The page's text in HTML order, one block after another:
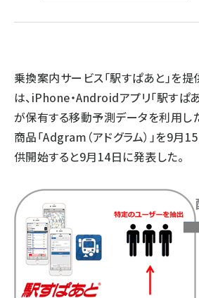
乗換案内サービス「駅すぱあと」を
は、iPhone・Androidアプリ「駅すぱ
が保有する移動予測データを利用し
商品「Adgram（アドグラム）」を9月
供開始すると9月14日に発表した。